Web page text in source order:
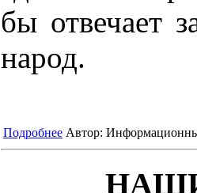
бы отвечает
народ.
Подробнее Автор: